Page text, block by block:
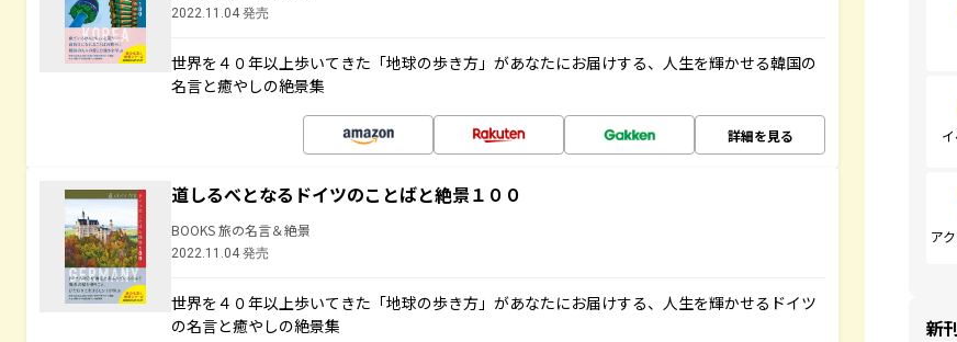
2022.11.04 発売
世界を４０年以上歩いてきた「地球の歩き方」があなたにお届けする、人生を輝かせる韓国の
名言と癒やしの絶景集
詳細を見る
道しるべとなるドイツのことばと絶景１００
BOOKS 旅の名言＆絶景
2022.11.04 発売
世界を４０年以上歩いてきた「地球の歩き方」があなたにお届けする、人生を輝かせるドイツ
の名言と癒やしの絶景集
ア
新